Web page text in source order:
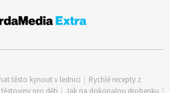
těsto kynout v lednici | Rychlé recepty z